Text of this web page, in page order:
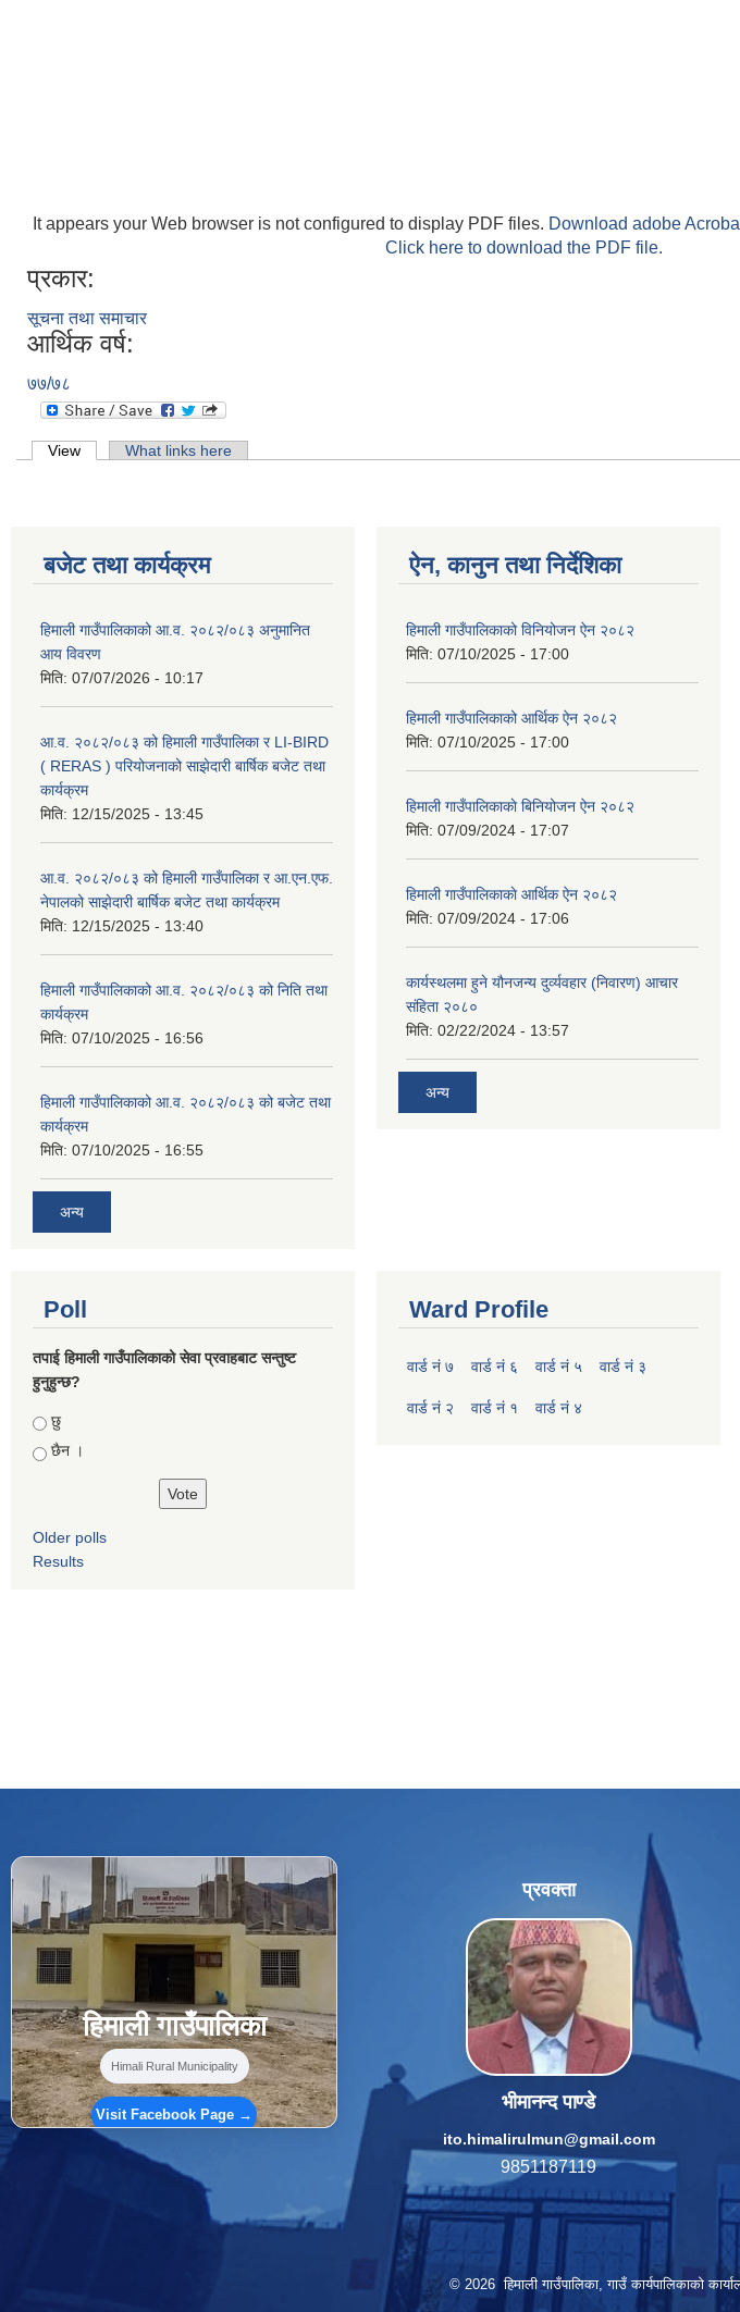
It appears your Web browser is not configured to display PDF files. Download adobe
Click here to download the PDF file.
प्रकार:
सूचना तथा समाचार
आर्थिक वर्ष:
७७/७८
Primary tabs
View (active tab)What links here
बजेट तथा कार्यक्रम
हिमाली गाउँपालिकाको आ.व. २०८२/०८३ अनुमानित
आय विवरण
मिति: 07/07/2026 - 10:17
आ.व. २०८२/०८३ को हिमाली गाउँपालिका र LI-BIRD
( RERAS ) परियोजनाको साझेदारी बार्षिक बजेट तथा
कार्यक्रम
मिति: 12/15/2025 - 13:45
आ.व. २०८२/०८३ को हिमाली गाउँपालिका र आ.एन.एफ.
नेपालको साझेदारी बार्षिक बजेट तथा कार्यक्रम
मिति: 12/15/2025 - 13:40
हिमाली गाउँपालिकाको आ.व. २०८२/०८३ को निति तथा
कार्यक्रम
मिति: 07/10/2025 - 16:56
हिमाली गाउँपालिकाको आ.व. २०८२/०८३ को बजेट तथा
कार्यक्रम
मिति: 07/10/2025 - 16:55
अन्य
ऐन, कानुन तथा निर्देशिका
हिमाली गाउँपालिकाको विनियोजन ऐन २०८२
मिति: 07/10/2025 - 17:00
हिमाली गाउँपालिकाको आर्थिक ऐन २०८२
मिति: 07/10/2025 - 17:00
हिमाली गाउँपालिकाकाे बिनियोजन ऐन २०८२
मिति: 07/09/2024 - 17:07
हिमाली गाउँपालिकाकाे आर्थिक ऐन २०८२
मिति: 07/09/2024 - 17:06
कार्यस्थलमा हुने यौनजन्य दुर्व्यवहार (निवारण) आचार
संहिता २०८०
मिति: 02/22/2024 - 13:57
अन्य
Poll
तपाई हिमाली गाउँपालिकाको सेवा प्रवाहबाट सन्तुष्ट
हुनुहुन्छ?
Choices
छु
छैन ।
Older polls
Results
Ward Profile
वार्ड नं ७ वार्ड नं ६ वार्ड नं ५ वार्ड नं ३
वार्ड नं २ वार्ड नं १ वार्ड नं ४
f Facebook ⋯
हिमाली गाउँपालिका
Himali Rural Municipality
Visit Facebook Page →
प्रवक्ता
भीमानन्द पाण्डे
ito.himalirulmun@gmail.com
9851187119
© 2026 हिमाली गाउँपालिका, गाउँ कार्यपालिकाकाे